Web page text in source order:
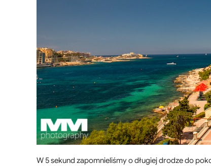
W 5 sekund zapomnieliśmy o długiej drodze do